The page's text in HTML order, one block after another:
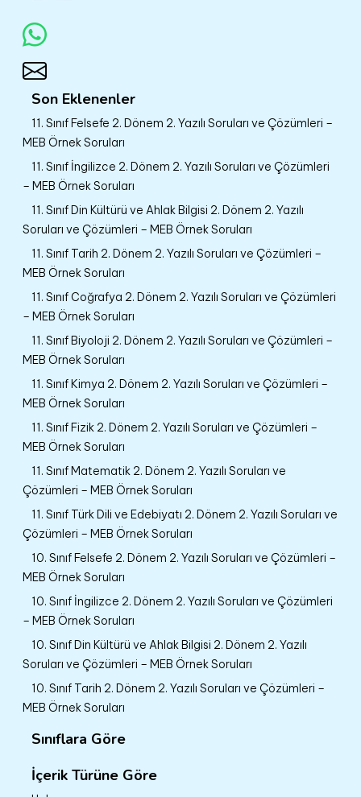
Son Eklenenler
11. Sınıf Felsefe 2. Dönem 2. Yazılı Soruları ve Çözümleri –
MEB Örnek Soruları
11. Sınıf İngilizce 2. Dönem 2. Yazılı Soruları ve Çözümleri
– MEB Örnek Soruları
11. Sınıf Din Kültürü ve Ahlak Bilgisi 2. Dönem 2. Yazılı
Soruları ve Çözümleri – MEB Örnek Soruları
11. Sınıf Tarih 2. Dönem 2. Yazılı Soruları ve Çözümleri –
MEB Örnek Soruları
11. Sınıf Coğrafya 2. Dönem 2. Yazılı Soruları ve Çözümleri
– MEB Örnek Soruları
11. Sınıf Biyoloji 2. Dönem 2. Yazılı Soruları ve Çözümleri –
MEB Örnek Soruları
11. Sınıf Kimya 2. Dönem 2. Yazılı Soruları ve Çözümleri –
MEB Örnek Soruları
11. Sınıf Fizik 2. Dönem 2. Yazılı Soruları ve Çözümleri –
MEB Örnek Soruları
11. Sınıf Matematik 2. Dönem 2. Yazılı Soruları ve
Çözümleri – MEB Örnek Soruları
11. Sınıf Türk Dili ve Edebiyatı 2. Dönem 2. Yazılı Soruları ve
Çözümleri – MEB Örnek Soruları
10. Sınıf Felsefe 2. Dönem 2. Yazılı Soruları ve Çözümleri –
MEB Örnek Soruları
10. Sınıf İngilizce 2. Dönem 2. Yazılı Soruları ve Çözümleri
– MEB Örnek Soruları
10. Sınıf Din Kültürü ve Ahlak Bilgisi 2. Dönem 2. Yazılı
Soruları ve Çözümleri – MEB Örnek Soruları
10. Sınıf Tarih 2. Dönem 2. Yazılı Soruları ve Çözümleri –
MEB Örnek Soruları
Sınıflara Göre
İçerik Türüne Göre